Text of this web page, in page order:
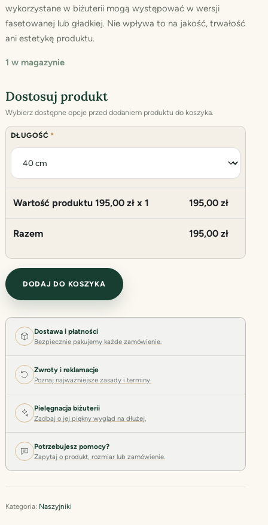
wykorzystane w biżuterii mogą występować w wersji
fasetowanej lub gładkiej. Nie wpływa to na jakość, trwałość
ani estetykę produktu.
1 w magazynie
Dostosuj produkt
Wybierz dostępne opcje przed dodaniem produktu do koszyka.
DŁUGOŚĆ*
Wartość produktu 195,00zł x 1 195,00zł
Razem 195,00zł
ilość Naszyjnik „Cesarska laguna”
DODAJ DO KOSZYKA
Dostawa i płatności
Bezpiecznie pakujemy każde zamówienie.
Zwroty i reklamacje
Poznaj najważniejsze zasady i terminy.
Pielęgnacja biżuterii
Zadbaj o jej piękny wygląd na dłużej.
Potrzebujesz pomocy?
Zapytaj o produkt, rozmiar lub zamówienie.
Kategoria: Naszyjniki